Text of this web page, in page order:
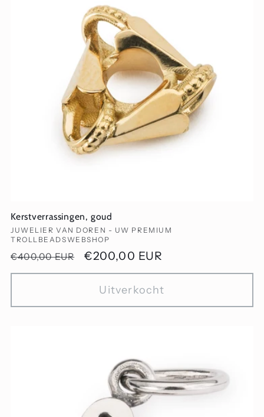
Kerstverrassingen, goud
Verkoper:
JUWELIER VAN DOREN - UW PREMIUM
TROLLBEADSWEBSHOP
Normale
prijs
€400,00 EUR Aanbiedingsprijs
€200,00 EUR
Uitverkocht